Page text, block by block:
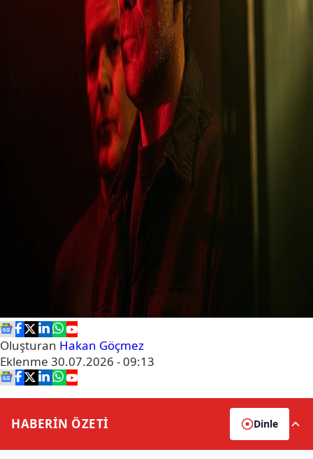
Oluşturan Hakan Göçmez
Eklenme 30.07.2026 - 09:13
HABERİN ÖZETİ Dinle